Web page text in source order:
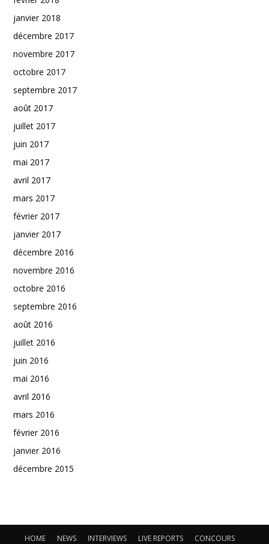
janvier 2018
décembre 2017
novembre 2017
octobre 2017
septembre 2017
août 2017
juillet 2017
juin 2017
mai 2017
avril 2017
mars 2017
février 2017
janvier 2017
décembre 2016
novembre 2016
octobre 2016
septembre 2016
août 2016
juillet 2016
juin 2016
mai 2016
avril 2016
mars 2016
février 2016
janvier 2016
décembre 2015
HOME NEWS INTERVIEWS LIVE REPORTS CONCOURS